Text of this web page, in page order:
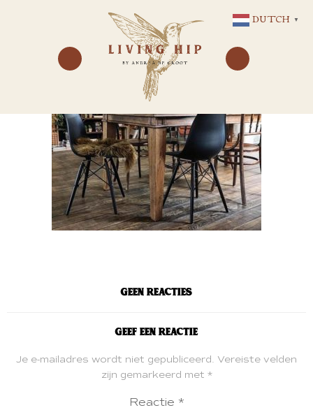
NAAR
DE
INHOUD
Geen reacties
Geef een reactie
Je e-mailadres wordt niet gepubliceerd. Vereiste velden
zijn gemarkeerd met *
Reactie *
DUTCH ▼